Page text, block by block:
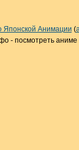
Японской Анимации (
- посмотреть аниме